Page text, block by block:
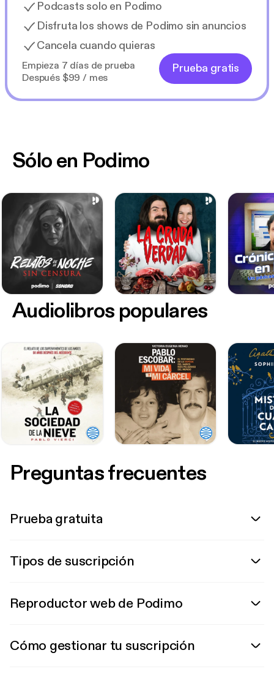
Podcasts solo en Podimo
Disfruta los shows de Podimo sin anuncios
Cancela cuando quieras
Empieza 7 días de prueba
Después $99 / mes
Prueba gratis
Sólo en Podimo
Audiolibros populares
Preguntas frecuentes
Prueba gratuita
Tipos de suscripción
Reproductor web de Podimo
Cómo gestionar tu suscripción